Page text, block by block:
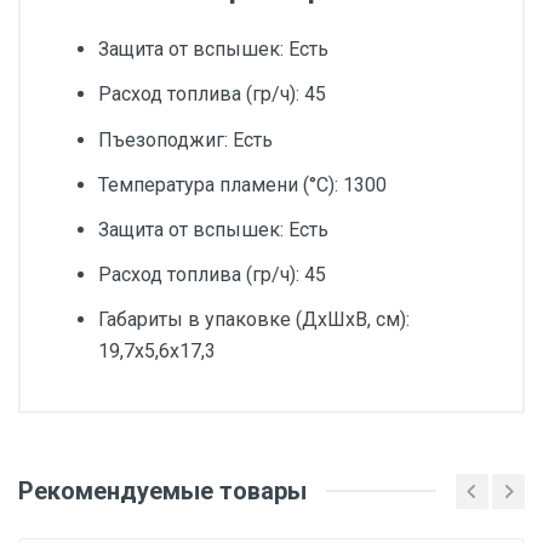
Защита от вспышек: Есть
Расход топлива (гр/ч): 45
Пъезоподжиг: Есть
Температура пламени (°С): 1300
Защита от вспышек: Есть
Расход топлива (гр/ч): 45
Габариты в упаковке (ДхШхВ, см):
19,7x5,6x17,3
Тип товара
Рекомендуемые товары